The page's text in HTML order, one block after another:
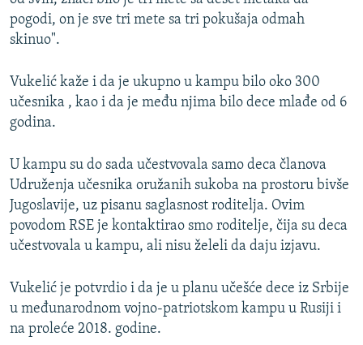
pogodi, on je sve tri mete sa tri pokušaja odmah
skinuo".
Vukelić kaže i da je ukupno u kampu bilo oko 300
učesnika , kao i da je među njima bilo dece mlađe od 6
godina.
U kampu su do sada učestvovala samo deca članova
Udruženja učesnika oružanih sukoba na prostoru bivše
Jugoslavije, uz pisanu saglasnost roditelja. Ovim
povodom RSE je kontaktirao smo roditelje, čija su deca
učestvovala u kampu, ali nisu želeli da daju izjavu.
Vukelić je potvrdio i da je u planu učešće dece iz Srbije
u međunarodnom vojno-patriotskom kampu u Rusiji i
na proleće 2018. godine.